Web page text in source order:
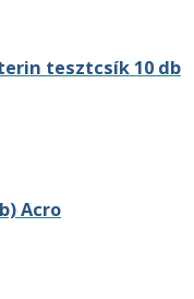
tesztcsík 10 db
Acro